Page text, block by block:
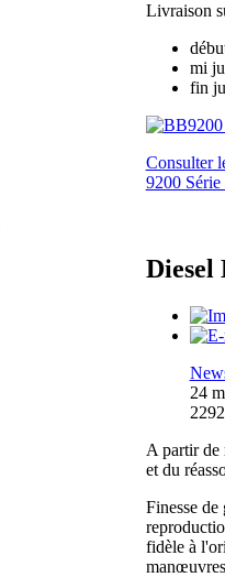
Livraison
mi
fin
Consulter
9200 Série
Diesel
24
2292
A partir
et du
Finesse de
fidèle à